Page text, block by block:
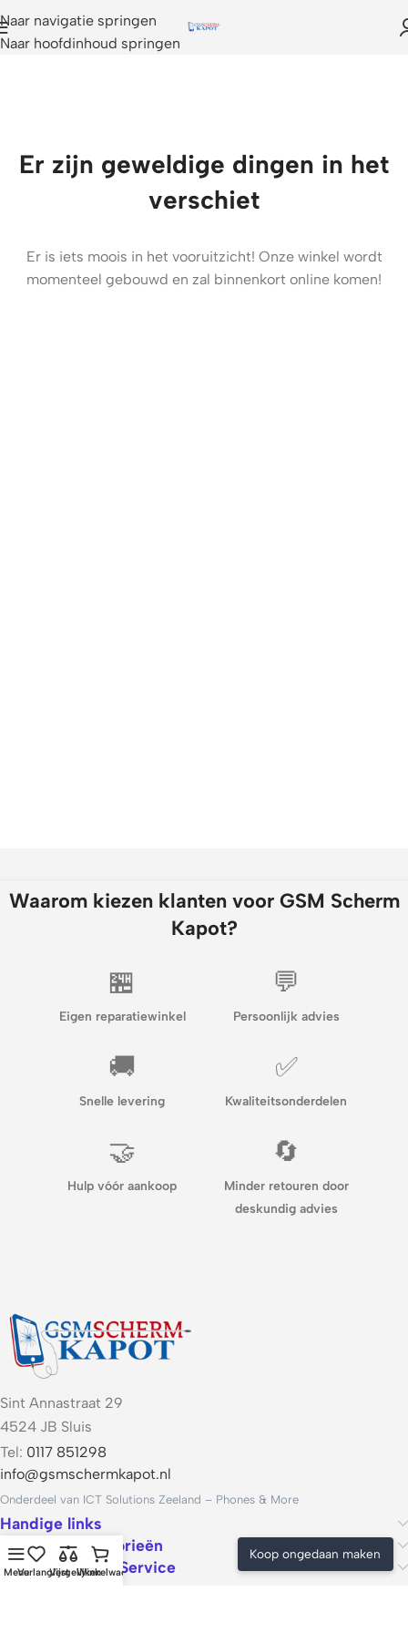
Naar navigatie springen
Naar hoofdinhoud springen
Er zijn geweldige dingen in het
verschiet
Er is iets moois in het vooruitzicht! Onze winkel wordt
momenteel gebouwd en zal binnenkort online komen!
Waarom kiezen klanten voor GSM Scherm
Kapot?
🏪
Eigen reparatiewinkel
💬
Persoonlijk advies
🚚
Snelle levering
✅
Kwaliteitsonderdelen
🤝
Hulp vóór aankoop
🔄
Minder retouren door
deskundig advies
Sint Annastraat 29
4524 JB Sluis
Tel: 0117 851298
info@gsmschermkapot.nl
Onderdeel van ICT Solutions Zeeland – Phones & More
Handige links
Populaire categorieën
Voorwaarden & Service
MenuVerlanglijstVergelijkenWinkelwagen
Koop ongedaan maken